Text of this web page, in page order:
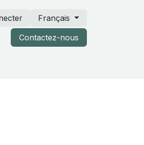
Français
Contactez-nous